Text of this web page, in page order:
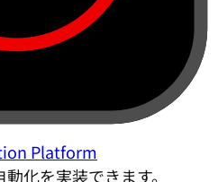
Platform
化を実装できます。